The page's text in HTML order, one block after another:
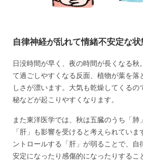
自律神経が乱れて情緒不安定な状
日没時間が早く、夜の時間が長くなる秋
て過ごしやすくなる反面、植物が葉を落
しさが漂います。大気も乾燥してくるの
秘などが起こりやすくなります。
また東洋医学では、秋は五臓のうち「肺
「肝」も影響を受けると考えられてい
ントロールする「肝」が弱ることで、自
安定になったり感傷的になったりするこ